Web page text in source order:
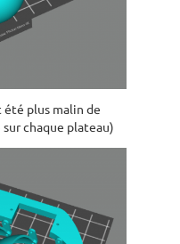
été plus malin de
chaque plateau)